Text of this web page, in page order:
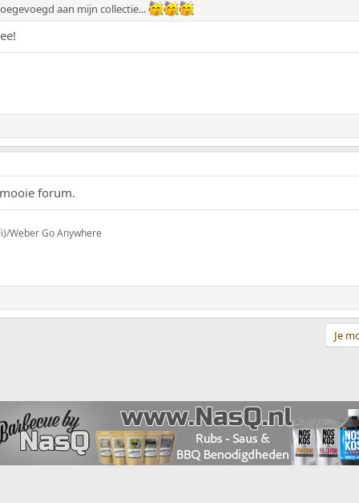
aan mijn collectie...
forum.
Weber Go Anywhere
Je